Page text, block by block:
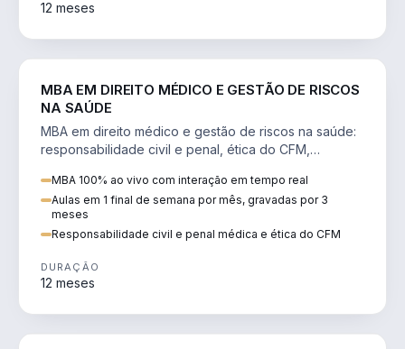
12 meses
MBA EM DIREITO MÉDICO E GESTÃO DE RISCOS
NA SAÚDE
MBA em direito médico e gestão de riscos na saúde:
responsabilidade civil e penal, ética do CFM,
MBA 100% ao vivo com interação em tempo real
Aulas em 1 final de semana por mês, gravadas por 3
meses
Responsabilidade civil e penal médica e ética do CFM
DURAÇÃO
12 meses